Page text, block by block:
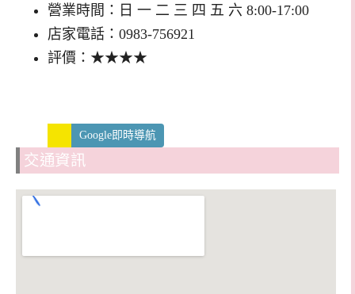
營業時間：日 一 二 三 四 五 六 8:00-17:00
店家電話：0983-756921
評價：★★★★
Google即時導航
交通資訊